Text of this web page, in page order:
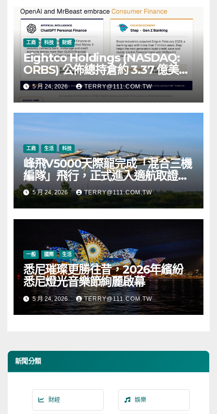
工商 科技 財經
Eightco Holdings (NASDAQ:
ORBS) 公佈總持倉約 3.37 億美
元，涵蓋 OpenAI、Beast
Industries、超過 11,000 枚以太
幣 (ETH) 及逾 2.83 億枚 WLD 代
5 月 24, 2026 TERRY@111.COM.TW
工商 生活 科技
峰飛V5000天際龍完成「混合三機
編隊」飛行，正式進入適航取證階
段5 月 24, 2026 TERRY@111.COM.TW
一般 國際 生活
悉尼璀璨更勝往昔，2026年繽紛
悉尼燈光音樂節絢麗啟幕
5 月 24, 2026 TERRY@111.COM.TW
新聞分類
財經 娛樂